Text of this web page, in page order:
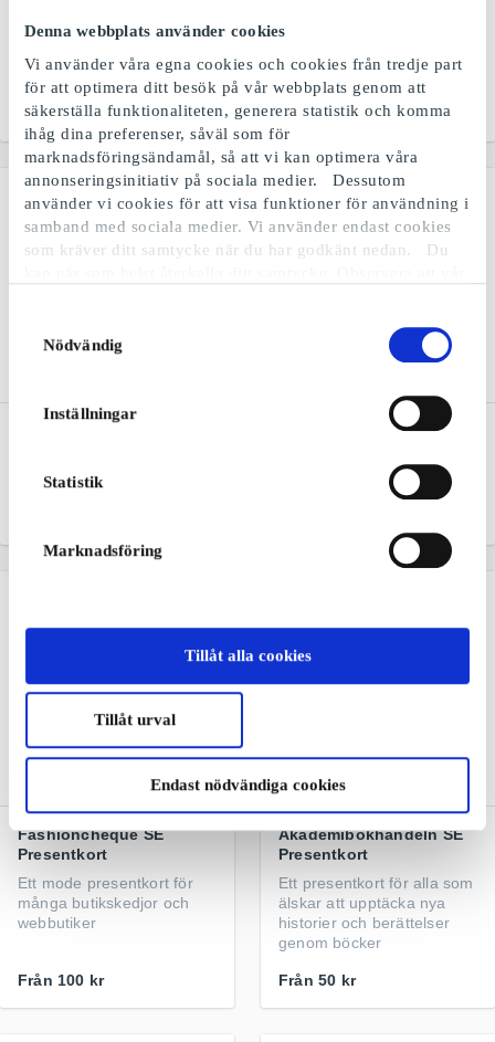
Denna webbplats använder cookies
Vi använder våra egna cookies och cookies från tredje part
för att optimera ditt besök på vår webbplats genom att
säkerställa funktionaliteten, generera statistik och komma
ihåg dina preferenser, såväl som för
marknadsföringsändamål, så att vi kan optimera våra
annonseringsinitiativ på sociala medier. Dessutom
använder vi cookies för att visa funktioner för användning i
samband med sociala medier. Vi använder endast cookies
som kräver ditt samtycke när du har godkänt nedan. Du
använder cookies behandlar vi kort din IP-adress. IP-
adressen kan delas med våra sociala mediepartners,
användning av cookies och behandlingen av din personliga
Nödvändig
Inställningar
Statistik
Marknadsföring
Tillåt alla cookies
Tillåt urval
Endast nödvändiga cookies
Ett presentkort som
blommar ut
Från 50 kr
Presentkort
Blomsterkort - den smarta
Från 100 kr
klädkedjor
Bik Bok SE Presentkort
Fashioncheque SE
Presentkort
Ett mode presentkort för
många butikskedjor och
webbutiker
Från 100 kr
Akademibokhandeln SE
Presentkort
Ett presentkort för alla som
älskar att upptäcka nya
historier och berättelser
genom böcker
Från 50 kr